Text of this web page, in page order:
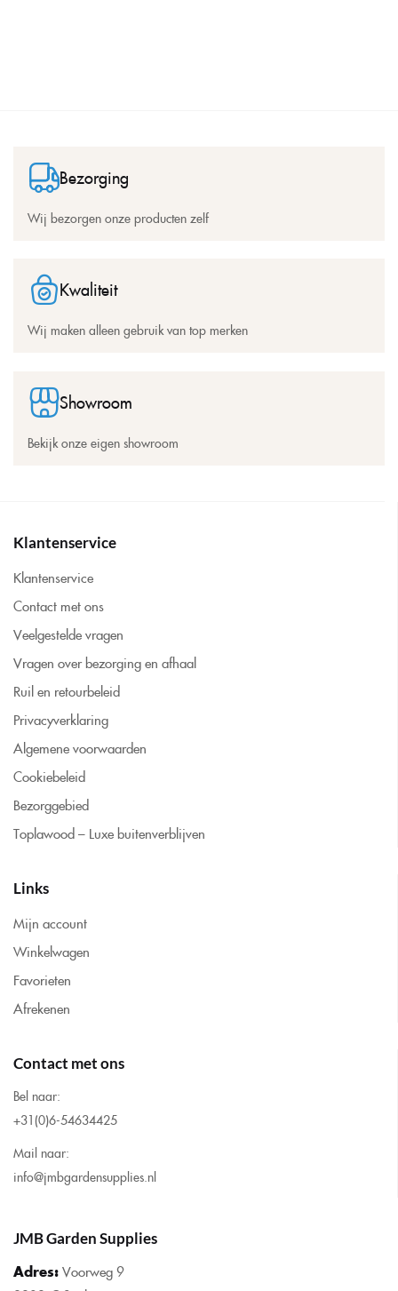
Bezorging
Wij bezorgen onze producten zelf
Kwaliteit
Wij maken alleen gebruik van top merken
Showroom
Bekijk onze eigen showroom
Klantenservice
Klantenservice
Contact met ons
Veelgestelde vragen
Vragen over bezorging en afhaal
Ruil en retourbeleid
Privacyverklaring
Algemene voorwaarden
Cookiebeleid
Bezorggebied
Toplawood – Luxe buitenverblijven
Links
Mijn account
Winkelwagen
Favorieten
Afrekenen
Contact met ons
Bel naar:
+31(0)6-54634425
Mail naar:
info@jmbgardensupplies.nl
JMB Garden Supplies
Adres:Voorweg 9